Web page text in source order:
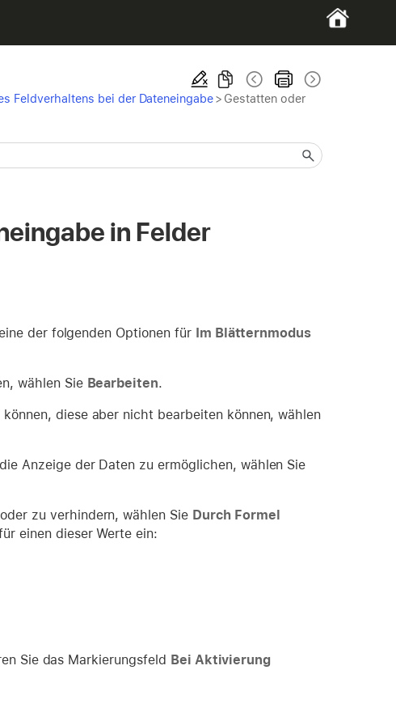
Feldverhaltens bei der Dateneingabe> Gestatten oder
in Felder
der folgenden Optionen für Im Blätternmodus
wählen Sie Bearbeiten.
diese aber nicht bearbeiten können, wählen
Anzeige der Daten zu ermöglichen, wählen Sie
zu verhindern, wählen Sie Durch Formel
einen dieser Werte ein:
Sie das Markierungsfeld Bei Aktivierung